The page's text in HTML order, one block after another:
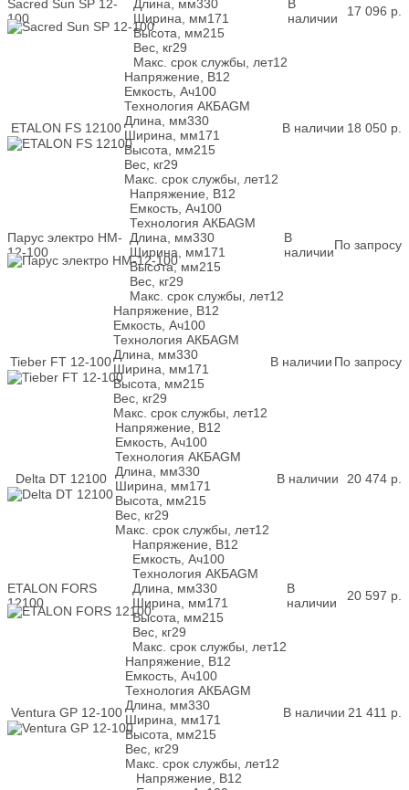
Sacred Sun SP 12-
100
Длина, мм330
Ширина, мм171
Высота, мм215
Вес, кг29
Макс. срок службы, лет12
В
наличии
17 096 р.
ETALON FS 12100
Напряжение, В12
Емкость, Ач100
Технология АКБAGM
Длина, мм330
Ширина, мм171
Высота, мм215
Вес, кг29
Макс. срок службы, лет12
В наличии 18 050 р.
Парус электро HM-
12-100
Напряжение, В12
Емкость, Ач100
Технология АКБAGM
Длина, мм330
Ширина, мм171
Высота, мм215
Вес, кг29
Макс. срок службы, лет12
В
наличииПо запросу
Tieber FT 12-100
Напряжение, В12
Емкость, Ач100
Технология АКБAGM
Длина, мм330
Ширина, мм171
Высота, мм215
Вес, кг29
Макс. срок службы, лет12
В наличии По запросу
Delta DT 12100
Напряжение, В12
Емкость, Ач100
Технология АКБAGM
Длина, мм330
Ширина, мм171
Высота, мм215
Вес, кг29
Макс. срок службы, лет12
В наличии 20 474 р.
ETALON FORS
12100
Напряжение, В12
Емкость, Ач100
Технология АКБAGM
Длина, мм330
Ширина, мм171
Высота, мм215
Вес, кг29
Макс. срок службы, лет12
В
наличии
20 597 р.
Ventura GP 12-100
Напряжение, В12
Емкость, Ач100
Технология АКБAGM
Длина, мм330
Ширина, мм171
Высота, мм215
Вес, кг29
Макс. срок службы, лет12
В наличии 21 411 р.
Напряжение, В12